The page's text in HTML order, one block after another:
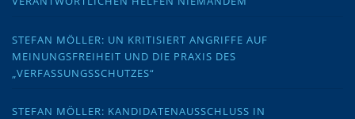
STEFAN MÖLLER: UN KRITISIERT ANGRIFFE AUF
MEINUNGSFREIHEIT UND DIE PRAXIS DES
„VERFASSUNGSSCHUTZES“
STEFAN MÖLLER: KANDIDATENAUSSCHLUSS IN